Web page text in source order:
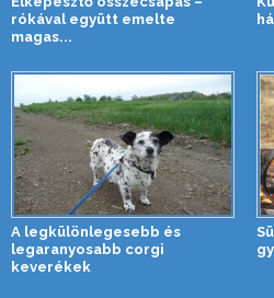
rókával együtt emelte
magas...
A legkülönlegesebb és
legaranyosabb corgi
keverékek